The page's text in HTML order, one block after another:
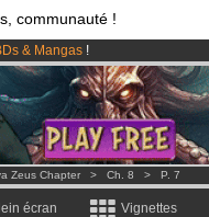
communauté !
& Mangas !
lancé!.
3.95 eurospar mois !Clique ici
Zeus Chapter > Ch. 8 > P. 7
écran Vignettes